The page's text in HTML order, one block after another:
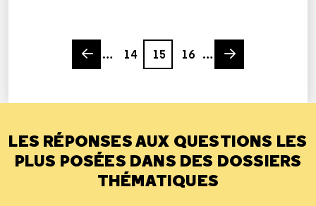
Previous page
…
14
Page
15
16 …
Next page
LES RÉPONSES AUX QUESTIONS LES
PLUS POSÉES DANS DES DOSSIERS
THÉMATIQUES